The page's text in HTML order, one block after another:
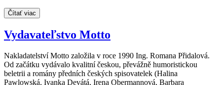
Čítať viac
Vydavateľstvo Motto
Nakladatelství Motto založila v roce 1990 Ing. Romana Přidalová.
Od začátku vydávalo kvalitní českou, převážně humoristickou
beletrii a romány předních českých spisovatelek (Halina
Pawlowská, Ivanka Devátá, Irena Obermannová, Barbara